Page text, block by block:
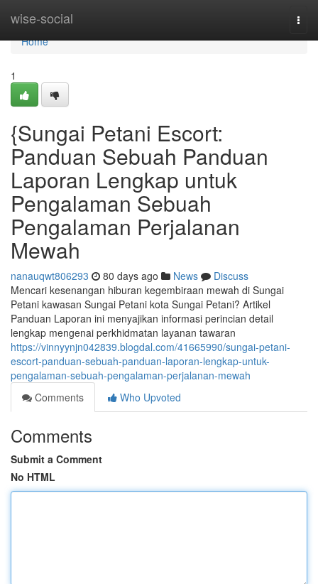
wise-social
Home
Home
1
{Sungai Petani Escort:
Panduan Sebuah Panduan
Laporan Lengkap untuk
Pengalaman Sebuah
Pengalaman Perjalanan
Mewah
nanauqwt806293 80 days ago News
Discuss
Mencari kesenangan hiburan kegembiraan mewah di Sungai
Petani kawasan Sungai Petani kota Sungai Petani? Artikel
Panduan Laporan ini menyajikan informasi perincian detail
lengkap mengenai perkhidmatan layanan tawaran
https://vinnyynjn042839.blogdal.com/41665990/sungai-petani-
escort-panduan-sebuah-panduan-laporan-lengkap-untuk-
pengalaman-sebuah-pengalaman-perjalanan-mewah
Comments
Who Upvoted
Comments
Submit a Comment
No HTML